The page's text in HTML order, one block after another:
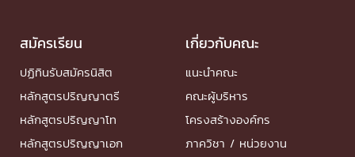
สมัครเรียน
ปฏิทินรับสมัครนิสิต
หลักสูตรปริญญาตรี
หลักสูตรปริญญาโท
หลักสูตรปริญญาเอก
เกี่ยวกับคณะ
แนะนำคณะ
คณะผู้บริหาร
โครงสร้างองค์กร
ภาควิชา / หน่วยงาน